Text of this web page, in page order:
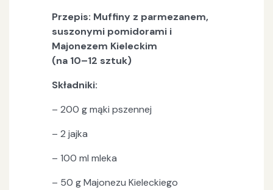
Przepis: Muffiny z parmezanem,
suszonymi pomidorami i
Majonezem Kieleckim
(na 10–12 sztuk)
Składniki:
– 200 g mąki pszennej
– 2 jajka
– 100 ml mleka
– 50 g Majonezu Kieleckiego